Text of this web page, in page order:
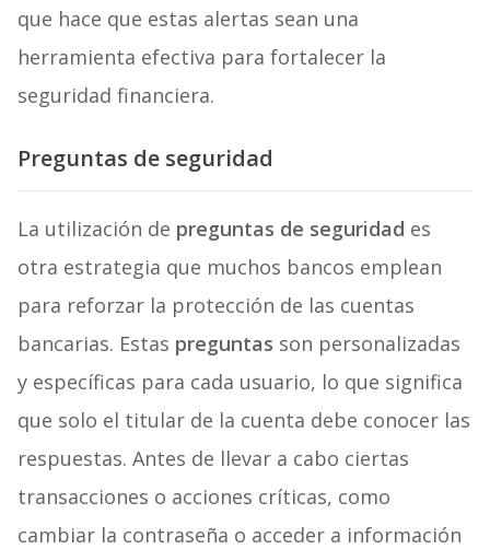
que hace que estas alertas sean una
herramienta efectiva para fortalecer la
seguridad financiera.
Preguntas de seguridad
La utilización de preguntas de seguridad es
otra estrategia que muchos bancos emplean
para reforzar la protección de las cuentas
bancarias. Estas preguntas son personalizadas
y específicas para cada usuario, lo que significa
que solo el titular de la cuenta debe conocer las
respuestas. Antes de llevar a cabo ciertas
transacciones o acciones críticas, como
cambiar la contraseña o acceder a información